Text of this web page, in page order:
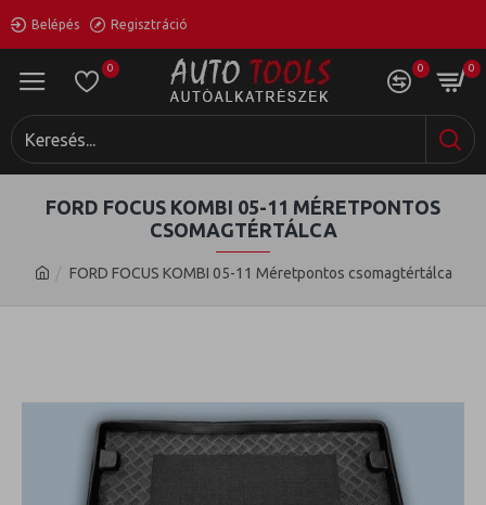
Belépés Regisztráció
0 0 0
FORD FOCUS KOMBI 05-11 Méretpontos csomagtértálca
FORD FOCUS KOMBI 05-11 MÉRETPONTOS
CSOMAGTÉRTÁLCA